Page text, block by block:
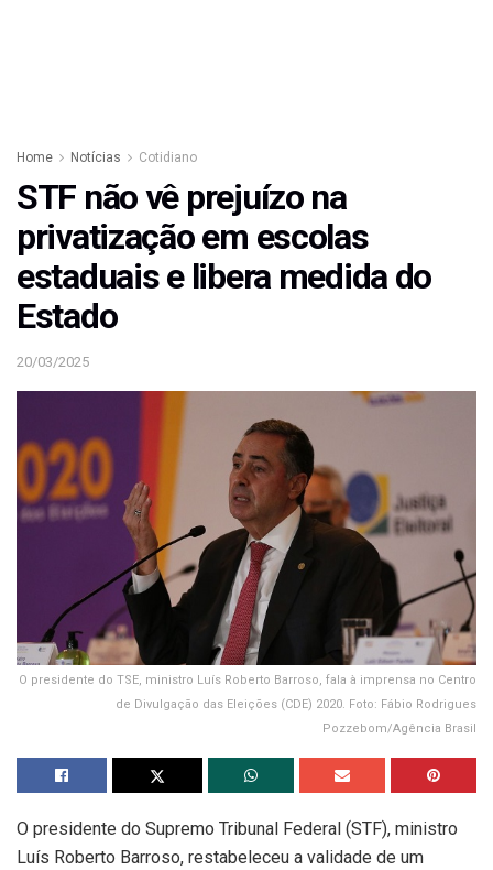
Home Notícias Cotidiano
STF não vê prejuízo na
privatização em escolas
estaduais e libera medida do
Estado
20/03/2025
O presidente do TSE, ministro Luís Roberto Barroso, fala à imprensa no Centro
de Divulgação das Eleições (CDE) 2020. Foto: Fábio Rodrigues
Pozzebom/Agência Brasil
O presidente do Supremo Tribunal Federal (STF), ministro
Luís Roberto Barroso, restabeleceu a validade de um